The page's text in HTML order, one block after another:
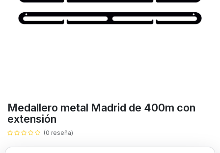
Medallero metal Madrid de 400m con
extensión
(0 reseña)